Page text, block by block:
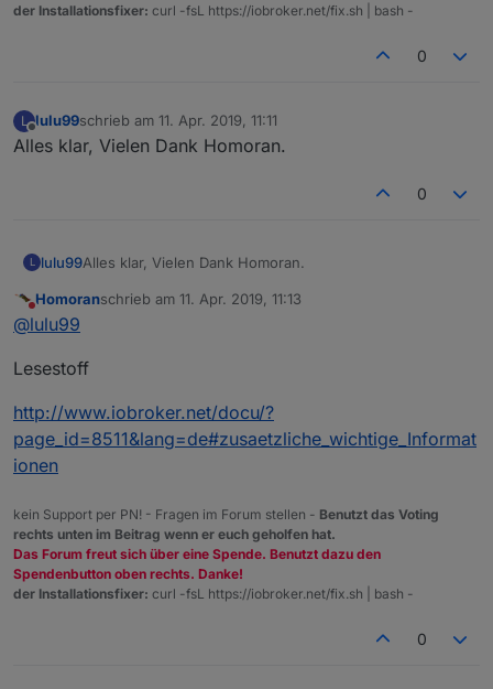
der Installationsfixer: curl -fsL https://iobroker.net/fix.sh | bash -
0
L
Offline
lulu99schrieb am 11. Apr. 2019, 11:11
zuletzt editiert von
Alles klar, Vielen Dank Homoran.
0
L lulu99Alles klar, Vielen Dank Homoran.
Nicht stören
Homoranschrieb am 11. Apr. 2019, 11:13
zuletzt editiert von
@lulu99
Lesestoff
http://www.iobroker.net/docu/?
page_id=8511&lang=de#zusaetzliche_wichtige_Informat
ionen
kein Support per PN! - Fragen im Forum stellen - Benutzt das Voting
rechts unten im Beitrag wenn er euch geholfen hat.
Das Forum freut sich über eine Spende. Benutzt dazu den
Spendenbutton oben rechts. Danke!
der Installationsfixer: curl -fsL https://iobroker.net/fix.sh | bash -
0